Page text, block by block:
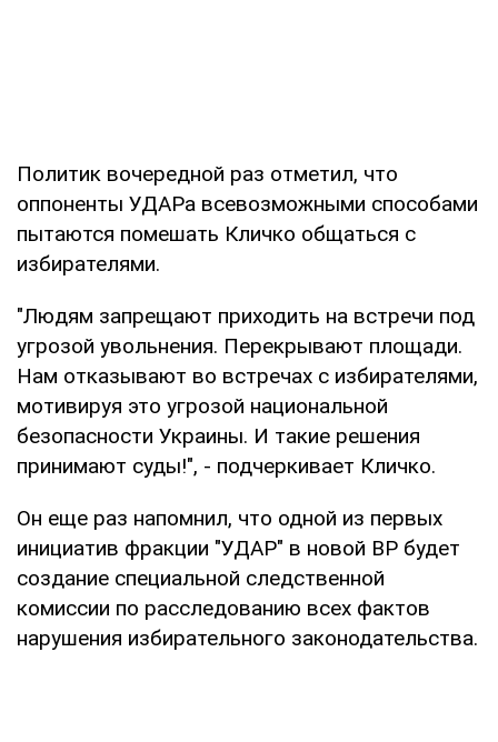
Политик вочередной раз отметил, что
оппоненты УДАРа всевозможными способами
пытаются помешать Кличко общаться с
избирателями.
"Людям запрещают приходить на встречи под
угрозой увольнения. Перекрывают площади.
Нам отказывают во встречах с избирателями,
мотивируя это угрозой национальной
безопасности Украины. И такие решения
принимают суды!", - подчеркивает Кличко.
Он еще раз напомнил, что одной из первых
инициатив фракции "УДАР" в новой ВР будет
создание специальной следственной
комиссии по расследованию всех фактов
нарушения избирательного законодательства.